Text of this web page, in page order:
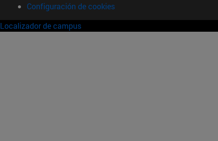
Configuración de cookies
Localizador de campus